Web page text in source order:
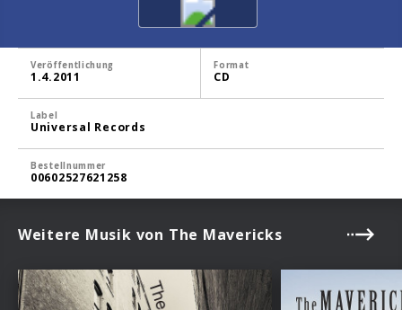
Veröffentlichung
1.4.2011
Format
CD
Label
Universal Records
Bestellnummer
00602527621258
Weitere Musik von The Mavericks